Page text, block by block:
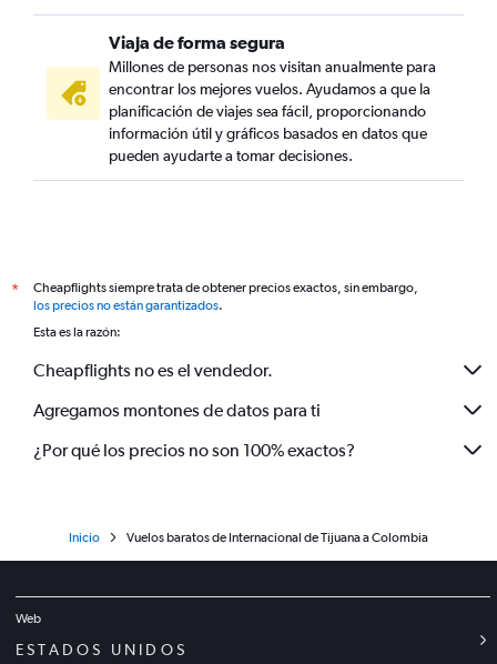
Viaja de forma segura
Millones de personas nos visitan anualmente para
encontrar los mejores vuelos. Ayudamos a que la
planificación de viajes sea fácil, proporcionando
información útil y gráficos basados en datos que
pueden ayudarte a tomar decisiones.
*
Cheapflights siempre trata de obtener precios exactos, sin embargo,
los precios no están garantizados.
Esta es la razón:
Cheapflights no es el vendedor.
Agregamos montones de datos para ti
¿Por qué los precios no son 100% exactos?
Inicio Vuelos baratos de Internacional de Tijuana a Colombia
Web
ESTADOS UNIDOS